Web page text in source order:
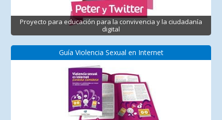
Proyecto para educación para la convivencia y la ciudadanía
digital
Guía Violencia Sexual en Internet